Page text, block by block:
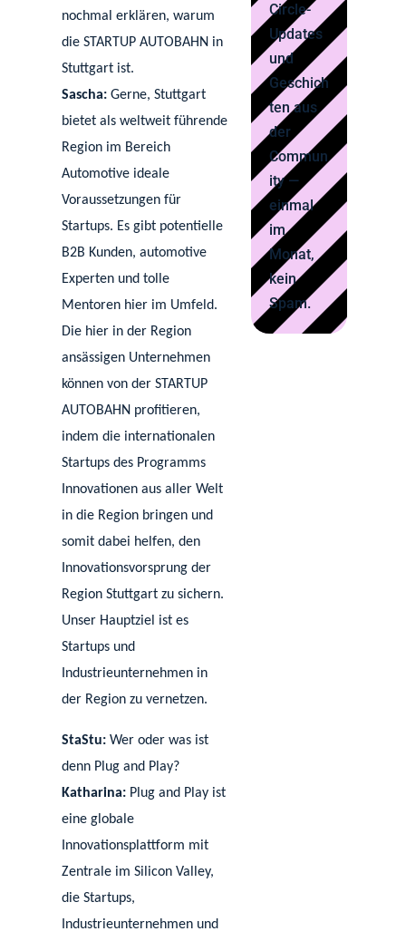
nochmal erklären, warum
die STARTUP AUTOBAHN in
Stuttgart ist.
Sascha: Gerne, Stuttgart
bietet als weltweit führende
Region im Bereich
Automotive ideale
Voraussetzungen für
Startups. Es gibt potentielle
B2B Kunden, automotive
Experten und tolle
Mentoren hier im Umfeld.
Die hier in der Region
ansässigen Unternehmen
können von der STARTUP
AUTOBAHN profitieren,
indem die internationalen
Startups des Programms
Innovationen aus aller Welt
in die Region bringen und
somit dabei helfen, den
Innovationsvorsprung der
Region Stuttgart zu sichern.
Unser Hauptziel ist es
Startups und
Industrieunternehmen in
der Region zu vernetzen.
StaStu:Wer oder was ist
denn Plug and Play?
Katharina: Plug and Play ist
eine globale
Innovationsplattform mit
Zentrale im Silicon Valley,
die Startups,
Industrieunternehmen und
Circle-
Updates
und
Geschich
ten aus
der
Commun
ity —
einmal
im
Monat,
kein
Spam.